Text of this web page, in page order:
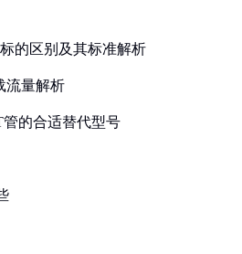
的区别及其标准解析
流量解析
管的合适替代型号